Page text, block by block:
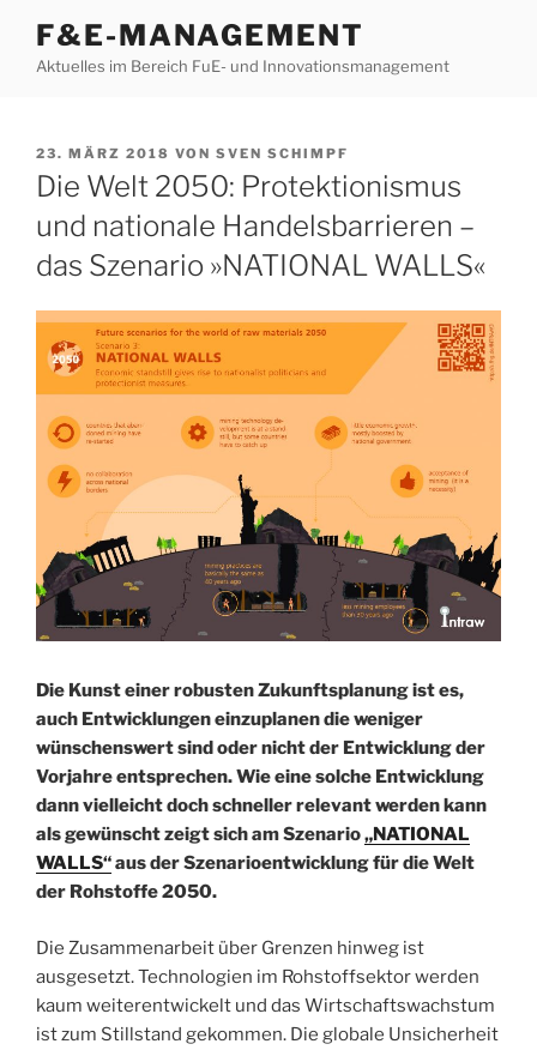
Inhalt
springen
F&E-MANAGEMENT
Aktuelles im Bereich FuE- und Innovationsmanagement
VERÖFFENTLICHT
AM
23. MÄRZ 2018 VON SVEN SCHIMPF
Die Welt 2050: Protektionismus
und nationale Handelsbarrieren –
das Szenario »NATIONAL WALLS«
Die Kunst einer robusten Zukunftsplanung ist es,
auch Entwicklungen einzuplanen die weniger
wünschenswert sind oder nicht der Entwicklung der
Vorjahre entsprechen. Wie eine solche Entwicklung
dann vielleicht doch schneller relevant werden kann
als gewünscht zeigt sich am Szenario„NATIONAL
WALLS“aus der Szenarioentwicklung für die Welt
der Rohstoffe 2050.
Die Zusammenarbeit über Grenzen hinweg ist
ausgesetzt. Technologien im Rohstoffsektor werden
kaum weiterentwickelt und das Wirtschaftswachstum
ist zum Stillstand gekommen. Die globale Unsicherheit